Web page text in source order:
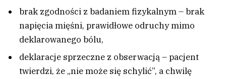
brak zgodności z badaniem fizykalnym – brak
napięcia mięśni, prawidłowe odruchy mimo
deklarowanego bólu,
deklaracje sprzeczne z obserwacją – pacjent
twierdzi, że „nie może się schylić”, a chwilę